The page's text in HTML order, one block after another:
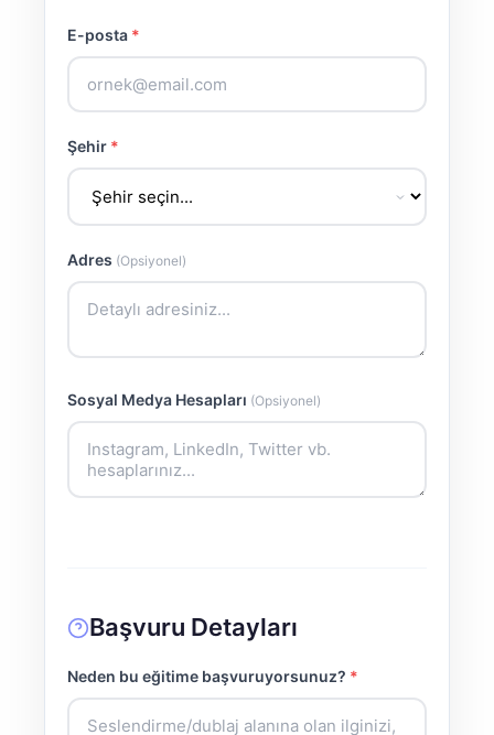
E-posta *
Şehir *
Adres (Opsiyonel)
Sosyal Medya Hesapları (Opsiyonel)
Başvuru Detayları
Neden bu eğitime başvuruyorsunuz? *